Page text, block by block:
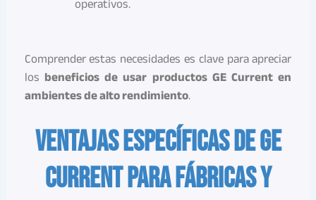
Comprender estas necesidades es clave para apreciar
los beneficios de usar productos GE Current en
ambientes de alto rendimiento.
Ventajas específicas de GE
Current para fábricas y